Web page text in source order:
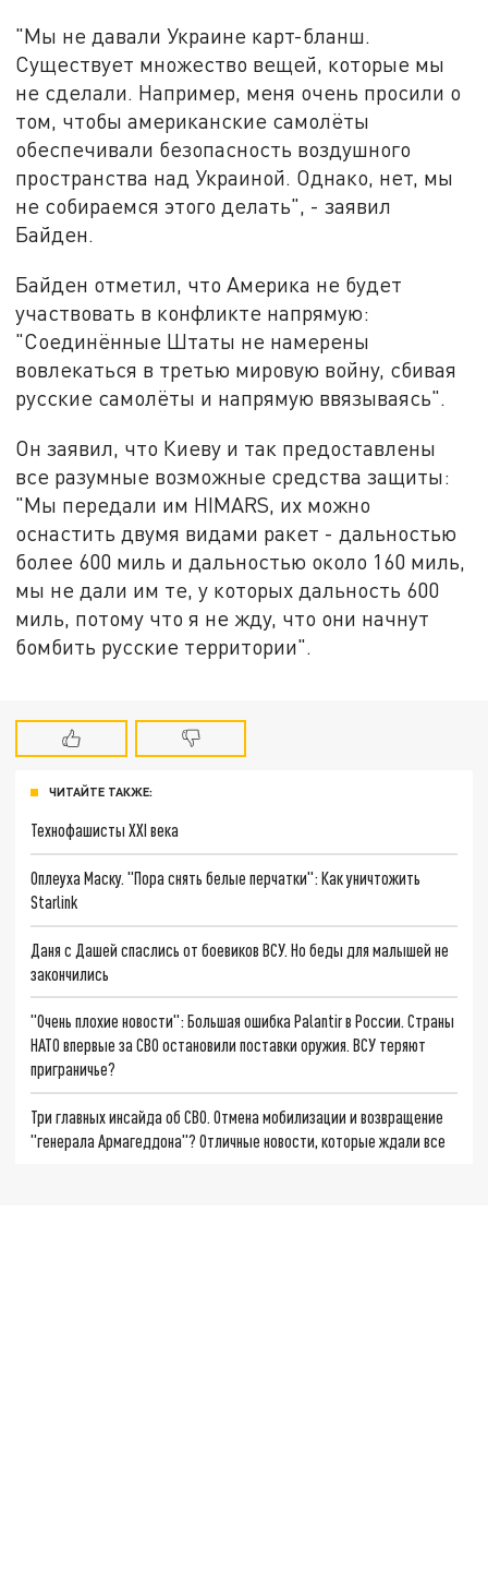
"Мы не давали Украине карт-бланш.
Существует множество вещей, которые мы
не сделали. Например, меня очень просили о
том, чтобы американские самолёты
обеспечивали безопасность воздушного
пространства над Украиной. Однако, нет, мы
не собираемся этого делать", - заявил
Байден.
Байден отметил, что Америка не будет
участвовать в конфликте напрямую:
"Соединённые Штаты не намерены
вовлекаться в третью мировую войну, сбивая
русские самолёты и напрямую ввязываясь".
Он заявил, что Киеву и так предоставлены
все разумные возможные средства защиты:
"Мы передали им HIMARS, их можно
оснастить двумя видами ракет - дальностью
более 600 миль и дальностью около 160 миль,
мы не дали им те, у которых дальность 600
миль, потому что я не жду, что они начнут
бомбить русские территории".
ЧИТАЙТЕ ТАКЖЕ:
Технофашисты XXI века
Оплеуха Маску. "Пора снять белые перчатки": Как уничтожить
Starlink
Даня с Дашей спаслись от боевиков ВСУ. Но беды для малышей не
закончились
"Очень плохие новости": Большая ошибка Palantir в России. Страны
НАТО впервые за СВО остановили поставки оружия. ВСУ теряют
приграничье?
Три главных инсайда об СВО. Отмена мобилизации и возвращение
"генерала Армагеддона"? Отличные новости, которые ждали все